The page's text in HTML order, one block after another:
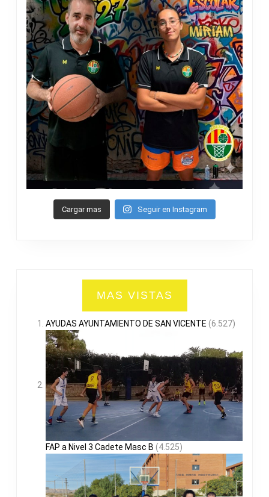
Cargar mas Seguir en Instagram
MAS VISTAS
AYUDAS AYUNTAMIENTO DE SAN VICENTE (6.527)
FAP a Nivel 3 Cadete Masc B (4.525)